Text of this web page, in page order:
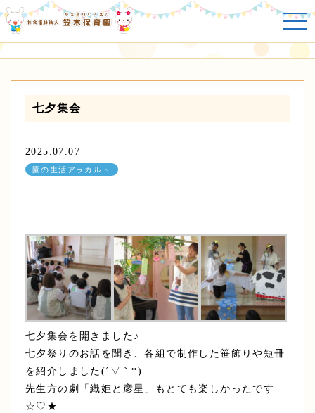
園の生活アラカルト
七夕集会
2025.07.07
園の生活アラカルト
七夕集会を開きました♪
七夕祭りのお話を聞き、各組で制作した笹飾りや短冊
を紹介しました(´▽｀*)
先生方の劇「織姫と彦星」もとても楽しかったです
☆♡★